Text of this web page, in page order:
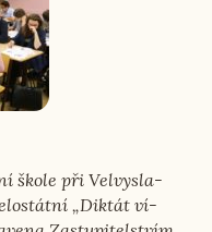
škole při Vel­vy­sla­
„Diktát ví­